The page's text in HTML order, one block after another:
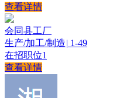
查看详情
会同县工厂
生产/加工/制造| 1-49
在招职位1
查看详情